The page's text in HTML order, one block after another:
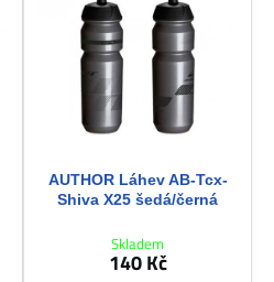
AUTHOR Láhev AB-Tcx-
Shiva X25 šedá/černá
Skladem
140 Kč